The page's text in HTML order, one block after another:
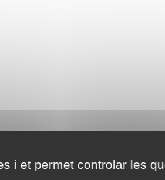
i et permet controlar les